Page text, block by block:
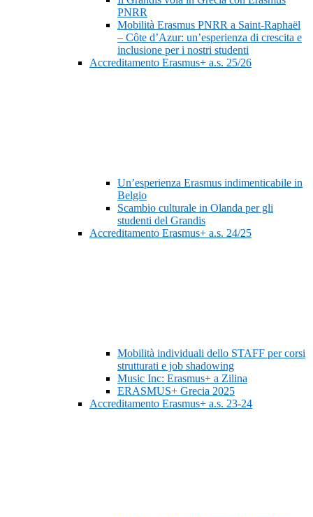
PNRR
Mobilità Erasmus PNRR a Saint-Raphaël
– Côte d’Azur: un’esperienza di crescita e
inclusione per i nostri studenti
Accreditamento Erasmus+ a.s. 25/26
Un’esperienza Erasmus indimenticabile in
Belgio
Scambio culturale in Olanda per gli
studenti del Grandis
Accreditamento Erasmus+ a.s. 24/25
Mobilità individuali dello STAFF per corsi
strutturati e job shadowing
Music Inc: Erasmus+ a Zilina
ERASMUS+ Grecia 2025
Accreditamento Erasmus+ a.s. 23-24